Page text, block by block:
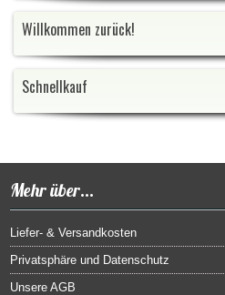
Willkommen zurück!
E-Mail-Adresse:
Passwort:
Schnellkauf
Bitte geben Sie die Artikelnummer
Mehr über...
Liefer- & Versandkosten
Privatsphäre und Datenschutz
Unsere AGB